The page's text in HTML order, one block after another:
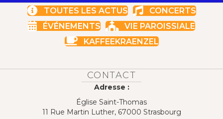
TOUTES LES ACTUS
CONCERTS
ÉVÉNEMENTS
VIE PAROISSIALE
KAFFEEKRAENZEL
CONTACT
Adresse :
Église Saint-Thomas
11 Rue Martin Luther, 67000 Strasbourg